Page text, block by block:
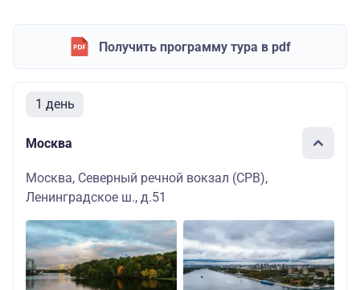
Получить программу тура в pdf
1 день
Москва
Москва, Северный речной вокзал (СРВ),
Ленинградское ш., д.51